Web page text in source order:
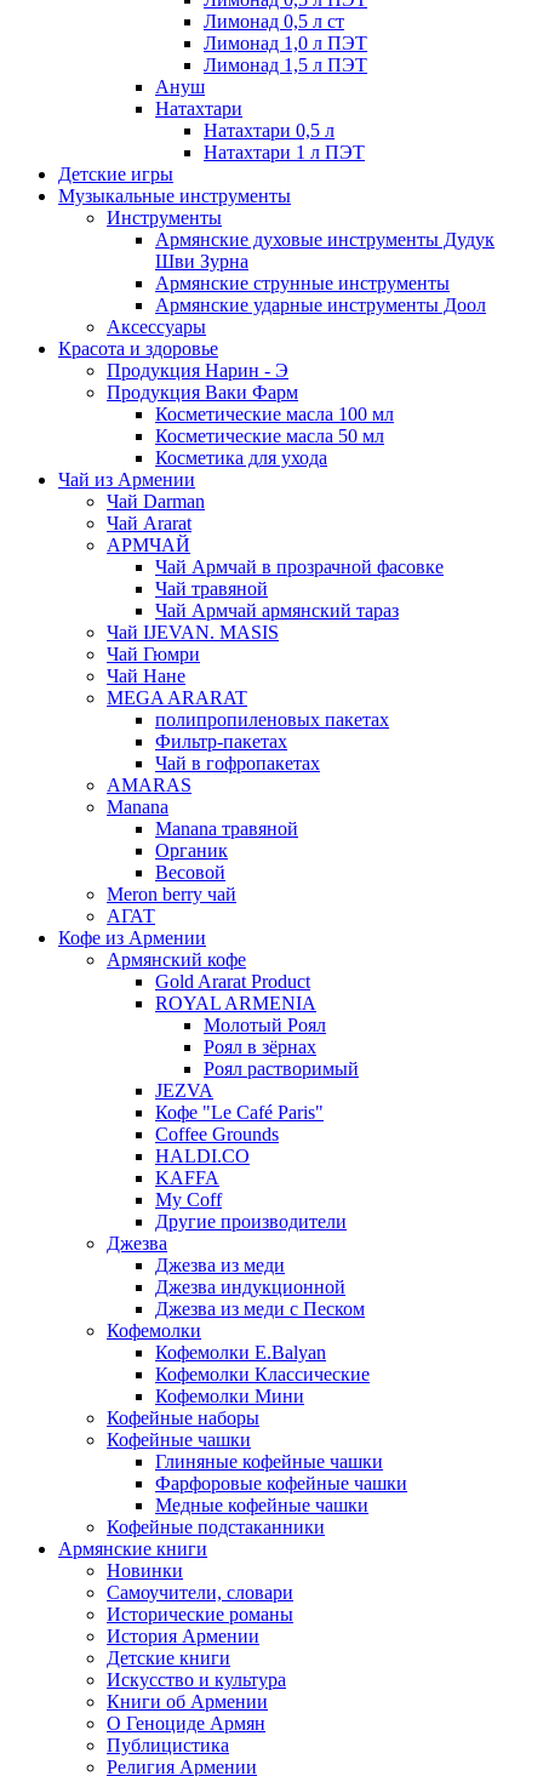
Лимонад 0,5 л ст
Лимонад 1,0 л ПЭТ
Лимонад 1,5 л ПЭТ
Ануш
Натахтари
Натахтари 0,5 л
Натахтари 1 л ПЭТ
Детские игры
Музыкальные инструменты
Инструменты
Армянские духовые инструменты Дудук
Шви Зурна
Армянские струнные инструменты
Армянские ударные инструменты Доол
Аксессуары
Красота и здоровье
Продукция Нарин - Э
Продукция Ваки Фарм
Косметические масла 100 мл
Косметические масла 50 мл
Косметика для ухода
Чай из Армении
Чай Darman
Чай Ararat
АРМЧАЙ
Чай Армчай в прозрачной фасовке
Чай травяной
Чай Армчай армянский тараз
Чай IJEVAN. MASIS
Чай Гюмри
Чай Нане
MEGA ARARAT
полипропиленовых пакетах
Фильтр-пакетах
Чай в гофропакетах
AMARAS
Manana
Manana травяной
Органик
Весовой
Meron berry чай
АГАТ
Кофе из Армении
Армянский кофе
Gold Ararat Product
ROYAL ARMENIA
Молотый Роял
Роял в зёрнах
Роял растворимый
JEZVA
Кофе "Le Café Paris"
Coffee Grounds
HALDI.CO
KAFFA
My Coff
Другие производители
Джезва
Джезва из меди
Джезва индукционной
Джезва из меди с Песком
Кофемолки
Кофемолки E.Balyan
Кофемолки Классические
Кофемолки Мини
Кофейные наборы
Кофейные чашки
Глиняные кофейные чашки
Фарфоровые кофейные чашки
Медные кофейные чашки
Кофейные подстаканники
Армянские книги
Новинки
Самоучители, словари
Исторические романы
История Армении
Детские книги
Иcкусство и культура
Книги об Армении
О Геноциде Армян
Публицистика
Религия Армении